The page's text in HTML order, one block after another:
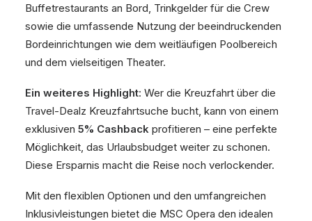
Buffetrestaurants an Bord, Trinkgelder für die Crew
sowie die umfassende Nutzung der beeindruckenden
Bordeinrichtungen wie dem weitläufigen Poolbereich
und dem vielseitigen Theater.
Ein weiteres Highlight: Wer die Kreuzfahrt über die
Travel-Dealz Kreuzfahrtsuche bucht, kann von einem
exklusiven 5% Cashback profitieren – eine perfekte
Möglichkeit, das Urlaubsbudget weiter zu schonen.
Diese Ersparnis macht die Reise noch verlockender.
Mit den flexiblen Optionen und den umfangreichen
Inklusivleistungen bietet die MSC Opera den idealen